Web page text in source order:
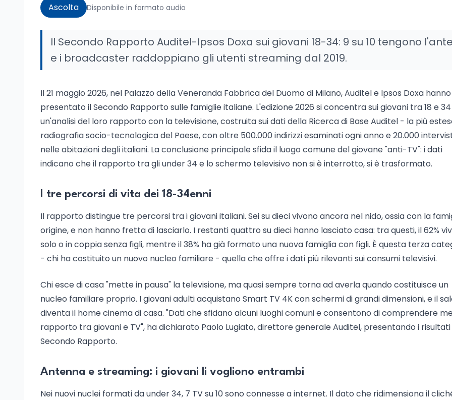
Ascolta Disponibile in formato audio
Il Secondo Rapporto Auditel-Ipsos Doxa sui giovani 18-34: 9 su 10 tengono
e i broadcaster raddoppiano gli utenti streaming dal 2019.
Il 21 maggio 2026, nel Palazzo della Veneranda Fabbrica del Duomo di Milano, Auditel e Ipsos Doxa hanno
presentato il Secondo Rapporto sulle famiglie italiane. L'edizione 2026 si concentra sui giovani tra 18 e 34
un'analisi del loro rapporto con la televisione, costruita sui dati della Ricerca di Base Auditel - la più
radiografia socio-tecnologica del Paese, con oltre 500.000 indirizzi esaminati ogni anno e 20.000
nelle abitazioni degli italiani. La conclusione principale sfida il luogo comune del giovane "anti-TV": i dati
indicano che il rapporto tra gli under 34 e lo schermo televisivo non si è interrotto, si è trasformato.
I tre percorsi di vita dei 18-34enni
Il rapporto distingue tre percorsi tra i giovani italiani. Sei su dieci vivono ancora nel nido, ossia con la
origine, e non hanno fretta di lasciarlo. I restanti quattro su dieci hanno lasciato casa: tra questi, il 62%
solo o in coppia senza figli, mentre il 38% ha già formato una nuova famiglia con figli. È questa terza
- chi ha costituito un nuovo nucleo familiare - quella che offre i dati più rilevanti sui consumi televisivi.
Chi esce di casa "mette in pausa" la televisione, ma quasi sempre torna ad averla quando costituisce un
nucleo familiare proprio. I giovani adulti acquistano Smart TV 4K con schermi di grandi dimensioni, e il
diventa il home cinema di casa. "Dati che sfidano alcuni luoghi comuni e consentono di comprendere
rapporto tra giovani e TV", ha dichiarato Paolo Lugiato, direttore generale Auditel, presentando i
Secondo Rapporto.
Antenna e streaming: i giovani li vogliono entrambi
Nei nuovi nuclei formati da under 34, 7 TV su 10 sono connesse a internet. Il dato che ridimensiona il